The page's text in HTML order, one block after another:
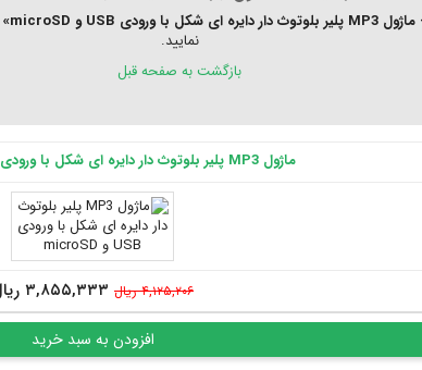
نمایید.
بازگشت به صفحه قبل
ماژول MP3 پلیر بلوتوث دار دایره ای شکل با ورودی USB و microSD
۴,۱۲۵,۲۰۶ ریال ۳,۸۵۵,۳۳۳ ریال